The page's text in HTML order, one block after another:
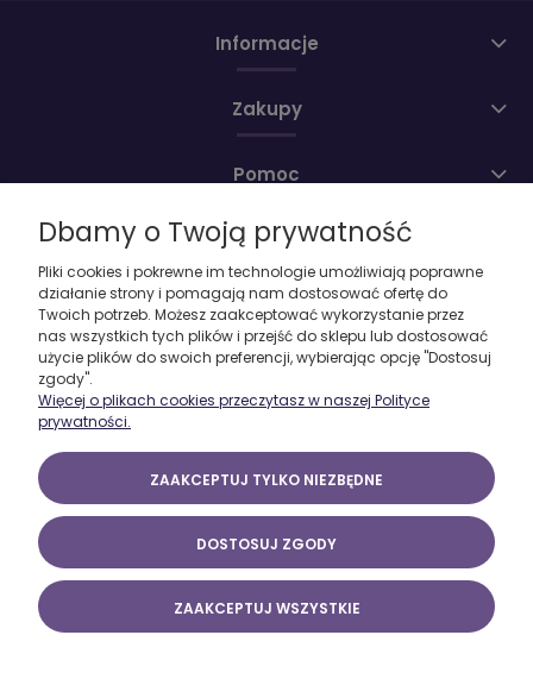
Informacje
Zakupy
Pomoc
Moje konto
O firmie
Dbamy o Twoją prywatność
Pliki cookies i pokrewne im technologie umożliwiają poprawne
działanie strony i pomagają nam dostosować ofertę do
Twoich potrzeb. Możesz zaakceptować wykorzystanie przez
nas wszystkich tych plików i przejść do sklepu lub dostosować
użycie plików do swoich preferencji, wybierając opcję "Dostosuj
zgody".
Więcej o plikach cookies przeczytasz w naszej Polityce
prywatności.
ZAAKCEPTUJ TYLKO NIEZBĘDNE
DOSTOSUJ ZGODY
ZAAKCEPTUJ WSZYSTKIE